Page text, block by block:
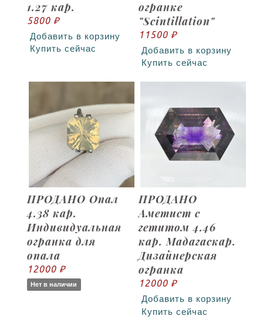
1.27 кар.
5800 ₽
Добавить в корзину
Купить сейчас
огранке
"Scintillation"
11500 ₽
Добавить в корзину
Купить сейчас
ПРОДАНО Опал
4.38 кар.
Индивидуальная
огранка для
опала
12000 ₽
Нет в наличии
ПРОДАНО
Аметист с
гетитом 4.46
кар. Мадагаскар.
Дизайнерская
огранка
12000 ₽
Добавить в корзину
Купить сейчас